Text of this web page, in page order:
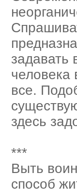
задавать
все.
здесь
***
Выть
способ